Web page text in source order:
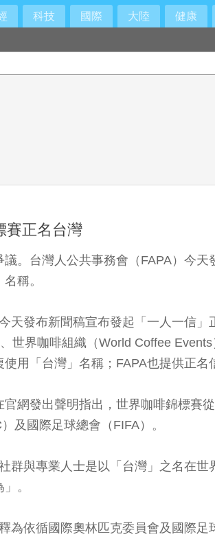
科技 國際 大陸 健康
賽正名台灣
。台灣人公共事務會（FAPA）今
稱。
天發布新聞稿宣布發起「一人一信
世界咖啡組織（World Coffee
用「台灣」名稱；FAPA也提供正名
網發出聲明指出，世界咖啡錦標賽
及國際足球總會（FIFA）。
群與專業人士是以「台灣」之名在
。
為依循國際奧林匹克委員會及國際